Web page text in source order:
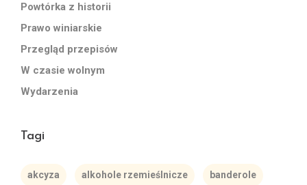
Powtórka z historii
Prawo winiarskie
Przegląd przepisów
W czasie wolnym
Wydarzenia
Tagi
akcyza alkohole rzemieślnicze banderole